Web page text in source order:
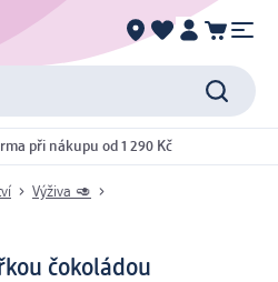
při nákupu od 1 290 Kč
Výživa 🥑
čokoládou